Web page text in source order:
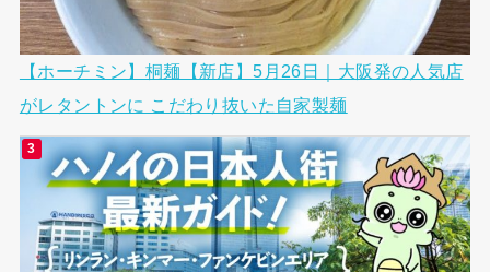
【ホーチミン】桐麺【新店】5月26日｜大阪発の人気店
がレタントンに こだわり抜いた自家製麺